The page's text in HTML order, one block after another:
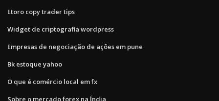
Etoro copy trader tips
Widget de criptografia wordpress
Empresas de negociação de ações em pune
Bk estoque yahoo
O que é comércio local em fx
Sobre o mercado forex na Índia